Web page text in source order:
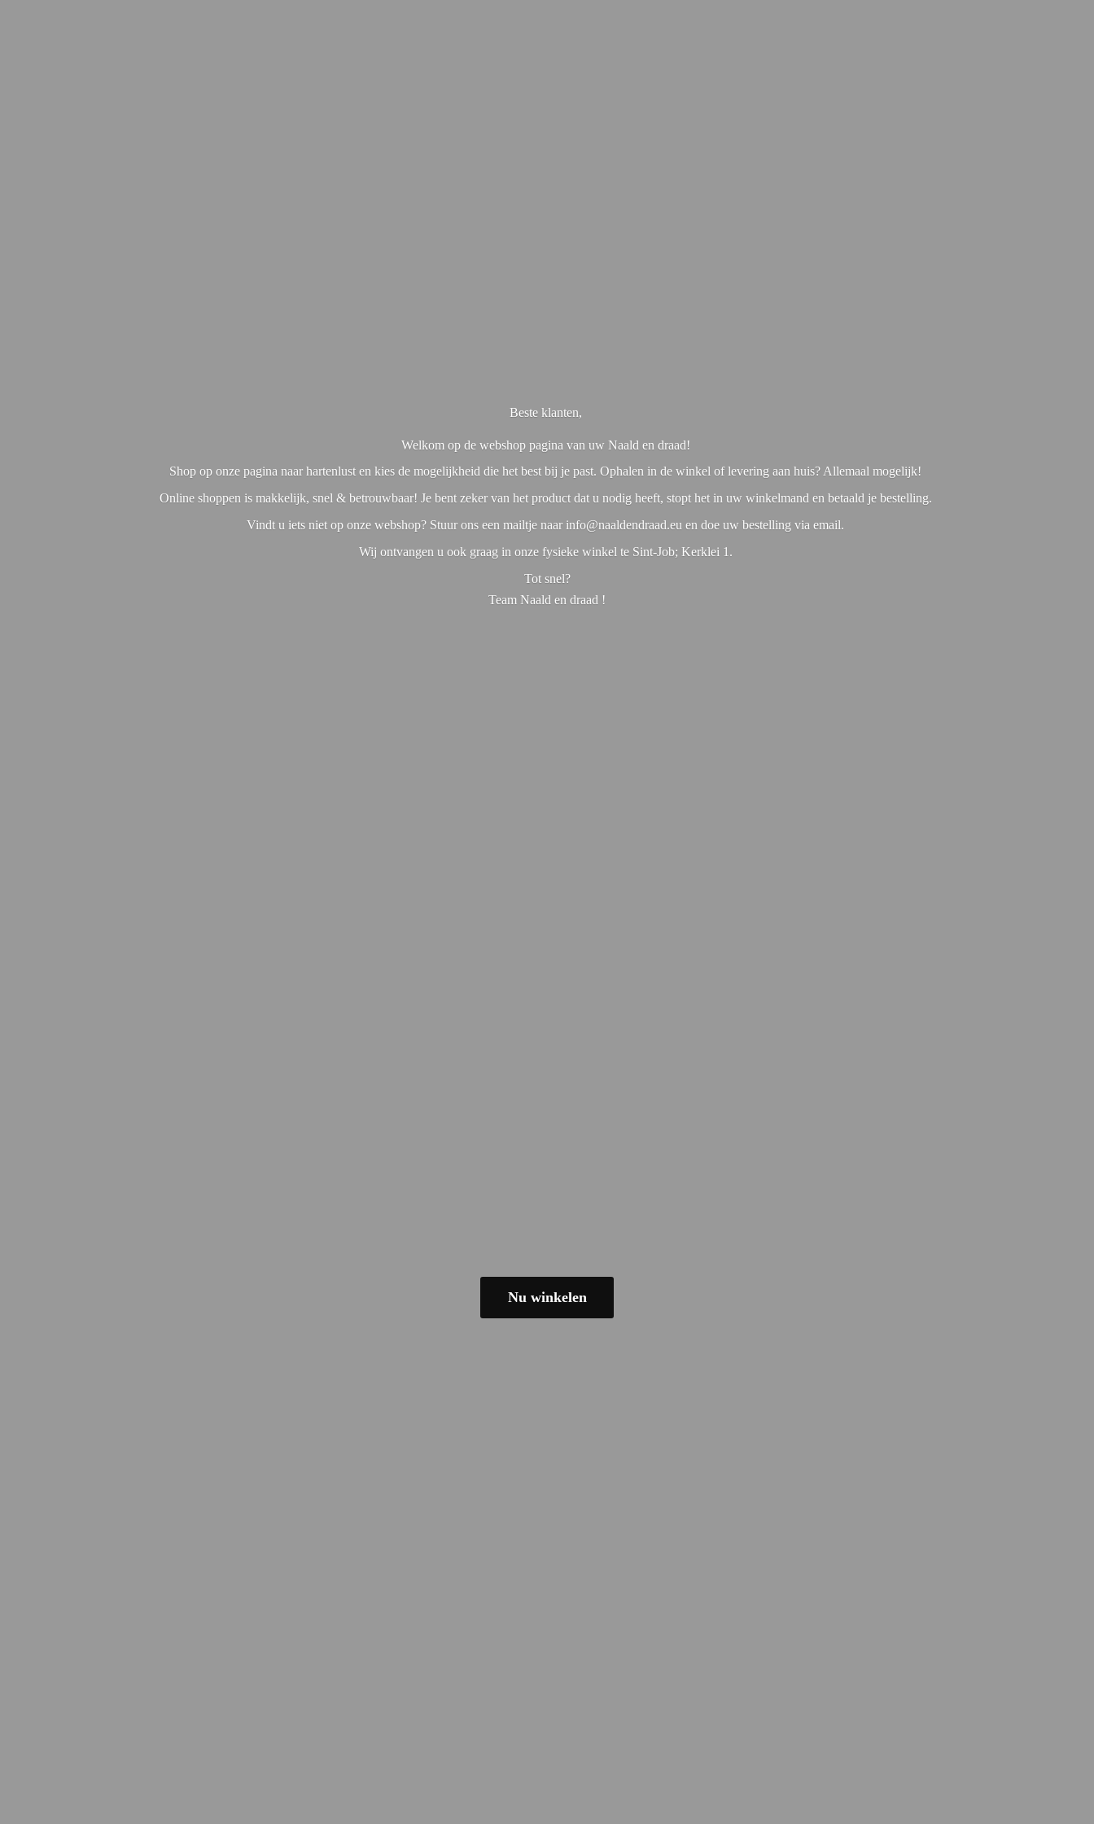
Beste klanten,
Welkom op de webshop pagina van uw Naald en draad!
Shop op onze pagina naar hartenlust en kies de mogelijkheid die het best bij je past. Ophalen in de winkel of levering aan huis? Allemaal mogelijk!
Online shoppen is makkelijk, snel & betrouwbaar! Je bent zeker van het product dat u nodig heeft, stopt het in uw winkelmand en betaald je bestelling.
Vindt u iets niet op onze webshop? Stuur ons een mailtje naar info@naaldendraad.eu en doe uw bestelling via email.
Wij ontvangen u ook graag in onze fysieke winkel te Sint-Job; Kerklei 1.
Tot snel?
Team Naald en draad !
Nu winkelen